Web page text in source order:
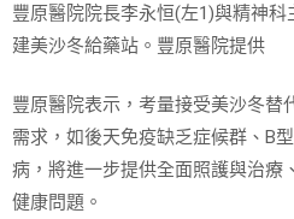
豐原醫院院長李永恒(左1)與精神
建美沙冬給藥站。豐原醫院提供
豐原醫院表示，考量接受美沙冬替
需求，如後天免疫缺乏症候群、B
病，將進一步提供全面照護與治療
健康問題。